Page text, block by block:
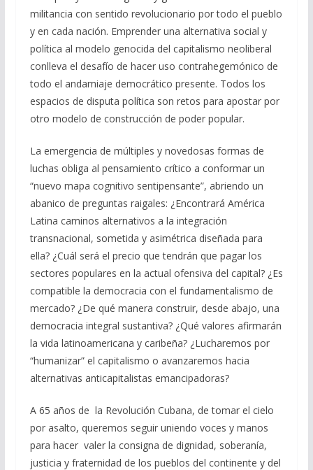
militancia con sentido revolucionario por todo el pueblo
y en cada nación. Emprender una alternativa social y
política al modelo genocida del capitalismo neoliberal
conlleva el desafío de hacer uso contrahegemónico de
todo el andamiaje democrático presente. Todos los
espacios de disputa política son retos para apostar por
otro modelo de construcción de poder popular.
La emergencia de múltiples y novedosas formas de
luchas obliga al pensamiento crítico a conformar un
“nuevo mapa cognitivo sentipensante”, abriendo un
abanico de preguntas raigales: ¿Encontrará América
Latina caminos alternativos a la integración
transnacional, sometida y asimétrica diseñada para
ella? ¿Cuál será el precio que tendrán que pagar los
sectores populares en la actual ofensiva del capital? ¿Es
compatible la democracia con el fundamentalismo de
mercado? ¿De qué manera construir, desde abajo, una
democracia integral sustantiva? ¿Qué valores afirmarán
la vida latinoamericana y caribeña? ¿Lucharemos por
“humanizar” el capitalismo o avanzaremos hacia
alternativas anticapitalistas emancipadoras?
A 65 años de la Revolución Cubana, de tomar el cielo
por asalto, queremos seguir uniendo voces y manos
para hacer valer la consigna de dignidad, soberanía,
justicia y fraternidad de los pueblos del continente y del